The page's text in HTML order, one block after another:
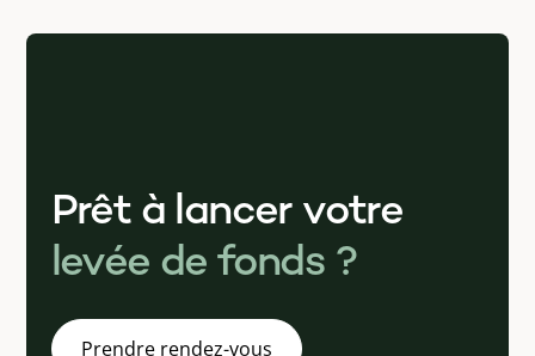
Prêt à lancer votre
levée de fonds ?
Prendre rendez-vous